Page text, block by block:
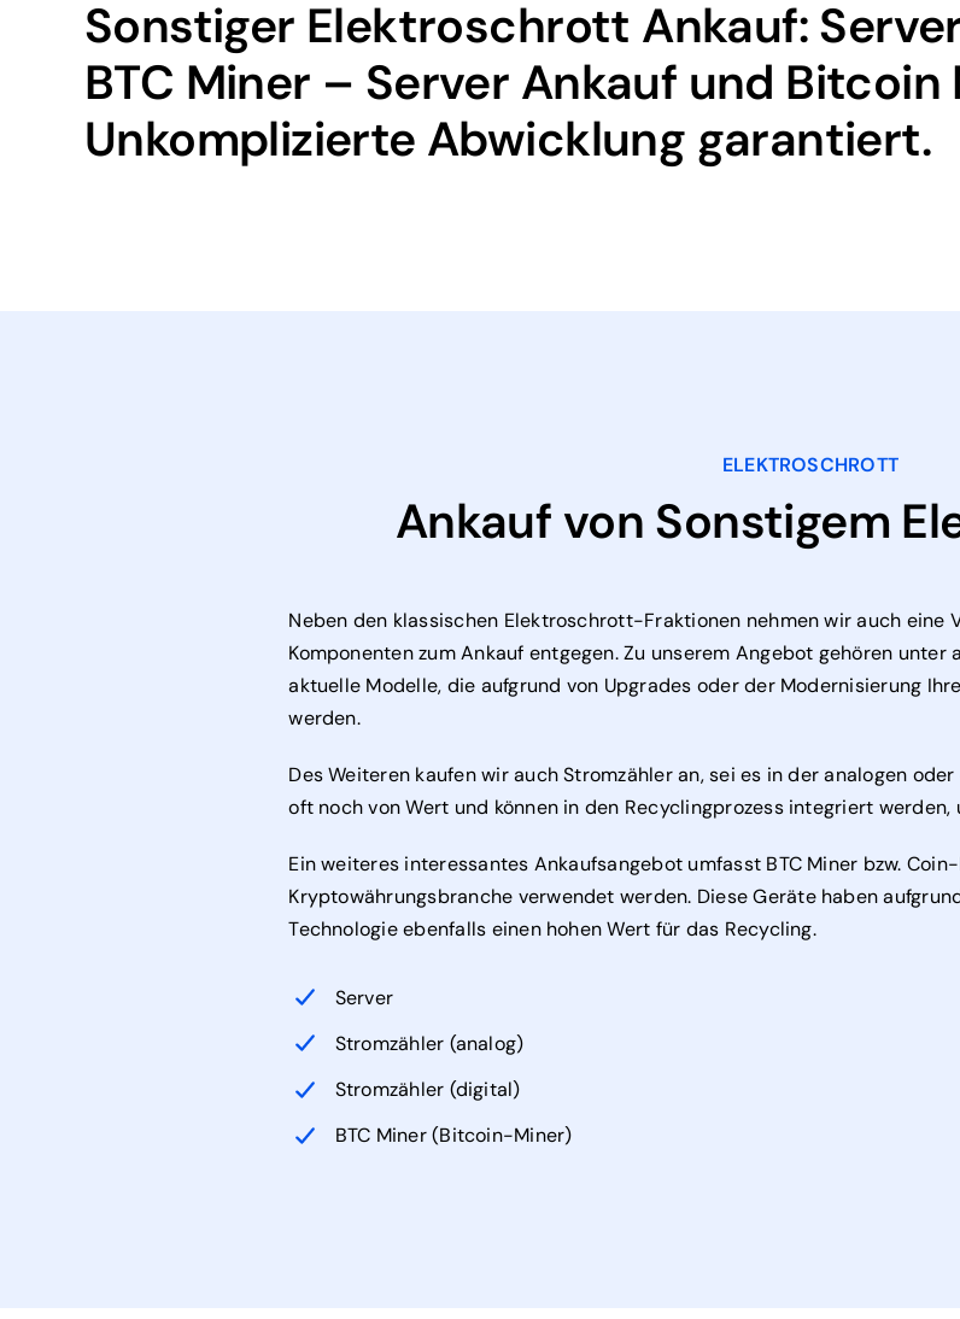
Sonstiger Elektroschrott Ankauf:
BTC Miner – Server Ankauf und
Unkomplizierte Abwicklung garantiert.
ELEKTROSCHROTT
Ankauf von Sonstigem
Neben den klassischen Elektroschrott-Fraktionen nehmen wir auch eine
Komponenten zum Ankauf entgegen. Zu unserem Angebot gehören
aktuelle Modelle, die aufgrund von Upgrades oder der Modernisierung
werden.
Des Weiteren kaufen wir auch Stromzähler an, sei es in der analogen
oft noch von Wert und können in den Recyclingprozess integriert
Ein weiteres interessantes Ankaufsangebot umfasst BTC Miner bzw.
Kryptowährungsbranche verwendet werden. Diese Geräte haben
Technologie ebenfalls einen hohen Wert für das Recycling.
Server
Stromzähler (analog)
Stromzähler (digital)
BTC Miner (Bitcoin-Miner)